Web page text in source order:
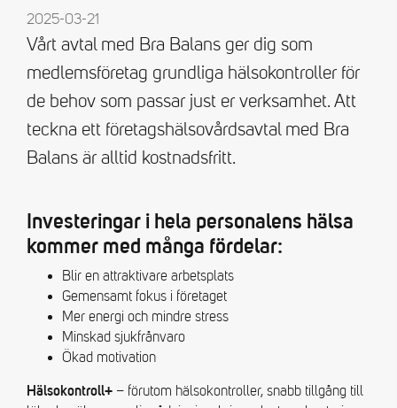
2025-03-21
Vårt avtal med Bra Balans ger dig som
medlemsföretag grundliga hälsokontroller för
de behov som passar just er verksamhet. Att
teckna ett företagshälsovårdsavtal med Bra
Balans är alltid kostnadsfritt.
Investeringar i hela personalens hälsa
kommer med många fördelar:
Blir en attraktivare arbetsplats
Gemensamt fokus i företaget
Mer energi och mindre stress
Minskad sjukfrånvaro
Ökad motivation
Hälsokontroll+ – förutom hälsokontroller, snabb tillgång till